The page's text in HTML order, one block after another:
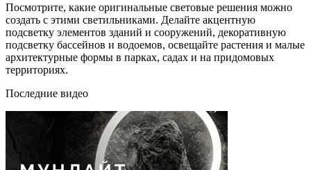
Посмотрите, какие оригинальные световые решения можно
создать с этими светильниками. Делайте акцентную
подсветку элементов зданий и сооружений, декоративную
подсветку бассейнов и водоемов, освещайте растения и малые
архитектурные формы в парках, садах и на придомовых
территориях.
Последние видео